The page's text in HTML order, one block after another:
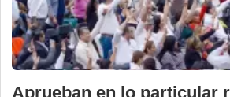
Aprueban en lo particular